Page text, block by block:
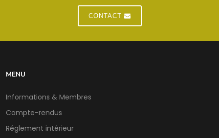
CONTACT
MENU
Informations & Membres
Compte-rendus
Réglement intérieur